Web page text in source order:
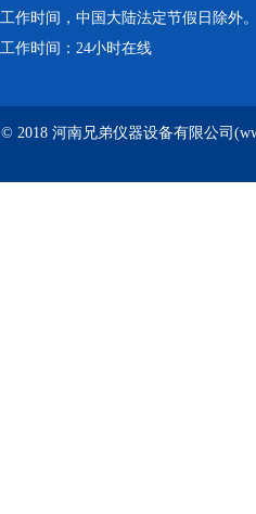
工作时间，中国大陆法定节假日除外。
工作时间：24小时在线
© 2018 河南兄弟仪器设备有限公司